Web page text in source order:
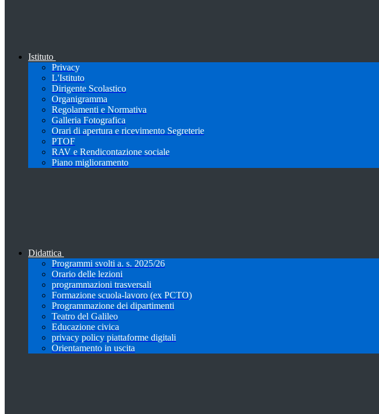
Istituto
Privacy
L'Istituto
Dirigente Scolastico
Organigramma
Regolamenti e Normativa
Galleria Fotografica
Orari di apertura e ricevimento Segreterie
PTOF
RAV e Rendicontazione sociale
Piano miglioramento
Didattica
Programmi svolti a. s. 2025/26
Orario delle lezioni
programmazioni trasversali
Formazione scuola-lavoro (ex PCTO)
Programmazione dei dipartimenti
Teatro del Galileo
Educazione civica
privacy policy piattaforme digitali
Orientamento in uscita